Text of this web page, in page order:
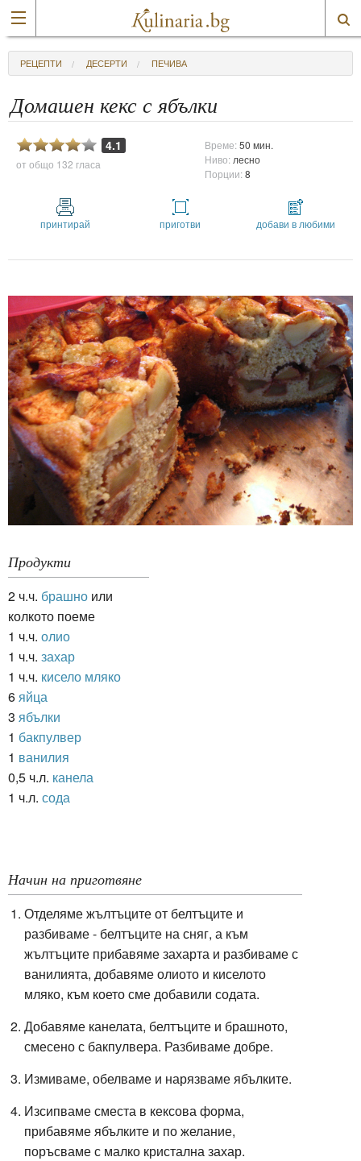
РЕЦЕПТИ ДЕСЕРТИ ПЕЧИВА
Домашен кекс с ябълки
4.1
от общо 132 гласа
Време:50 мин.
Ниво: лесно
Порции:8
принтирай приготви добави в любими
Продукти
2 ч.ч. брашно или
колкото поеме
1 ч.ч. олио
1 ч.ч. захар
1 ч.ч. кисело мляко
6 яйца
3 ябълки
1 бакпулвер
1 ванилия
0,5 ч.л. канела
1 ч.л. сода
Начин на приготвяне
Отделяме жълтъците от белтъците и
разбиваме - белтъците на сняг, а към
жълтъците прибавяме захарта и разбиваме с
ванилията, добавяме олиото и киселото
мляко, към което сме добавили содата.
Добавяме канелата, белтъците и брашното,
смесено с бакпулвера. Разбиваме добре.
Измиваме, обелваме и нарязваме ябълките.
Изсипваме сместа в кексова форма,
прибавяме ябълките и по желание,
поръсваме с малко кристална захар.